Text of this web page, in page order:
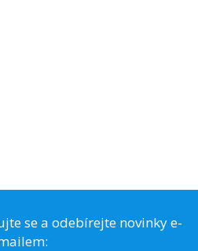
se a odebírejte novinky e-